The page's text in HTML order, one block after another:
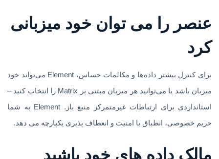
عنصر را می توان خود میزبانی
کرد
برای کنترل بیشتر داده‌ها و مکالمات حساس، Element می‌تواند خود
میزبان باشد یا می‌توانید هر میزبان مبتنی بر Matrix را انتخاب کنید –
استانداردی برای ارتباطات غیرمتمرکز منبع باز. Element به شما
حریم خصوصی، انطباق با امنیت و انعطاف پذیری یکپارچه می دهد.
مالک داده های خود باشید